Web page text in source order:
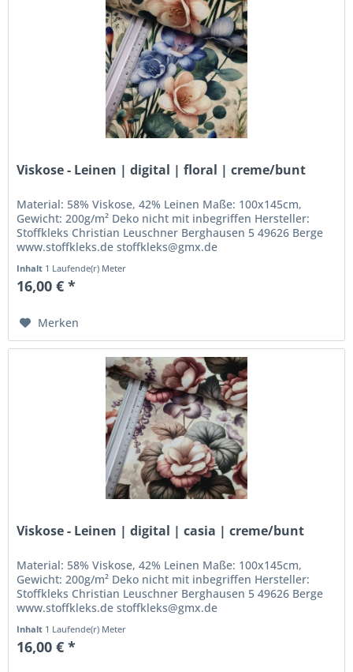
Viskose - Leinen | digital | floral | creme/bunt
Material: 58% Viskose, 42% Leinen Maße: 100x145cm,
Gewicht: 200g/m² Deko nicht mit inbegriffen Hersteller:
Stoffkleks Christian Leuschner Berghausen 5 49626 Berge
www.stoffkleks.de stoffkleks@gmx.de
Inhalt 1 Laufende(r) Meter
16,00 € *
Merken
Viskose - Leinen | digital | casia | creme/bunt
Material: 58% Viskose, 42% Leinen Maße: 100x145cm,
Gewicht: 200g/m² Deko nicht mit inbegriffen Hersteller:
Stoffkleks Christian Leuschner Berghausen 5 49626 Berge
www.stoffkleks.de stoffkleks@gmx.de
Inhalt 1 Laufende(r) Meter
16,00 € *